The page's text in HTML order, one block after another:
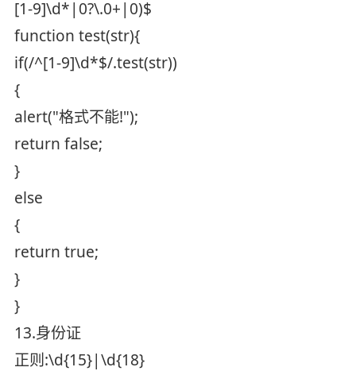
[1-9]\d*|0?\.0+|0)$
function test(str){
if(/^[1-9]\d*$/.test(str))
{
alert("格式不能!");
return false;
}
else
{
return true;
}
}
13.身份证
正则:\d{15}|\d{18}